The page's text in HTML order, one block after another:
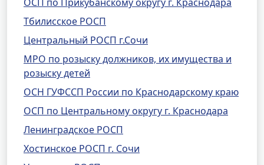
Тбилисское РОСП
Центральный РОСП г.Сочи
МРО по розыску должников, их имущества и
розыску детей
ОСН ГУФССП России по Краснодарскому краю
ОСП по Центральному округу г. Краснодара
Ленинградское РОСП
Хостинское РОСП г. Сочи